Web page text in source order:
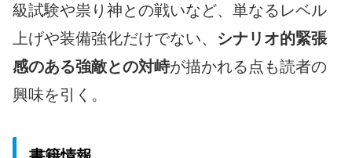
級試験や祟り神との戦いなど、単なるレベル
上げや装備強化だけでない、 シナリオ的緊張
感のある強敵との対峙が描かれる点も読者の
興味を引く。